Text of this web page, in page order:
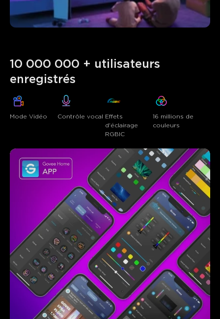
10 000 000 + utilisateurs
Mode Vidéo Contrôle vocal Effets
d'éclairage
RGBIC
16 millions de
couleurs
Ce que disent les clients
0
Les clients mentionnent
0
Positif
0
Résumé：
Généré par IA à partir du texte des avis clients